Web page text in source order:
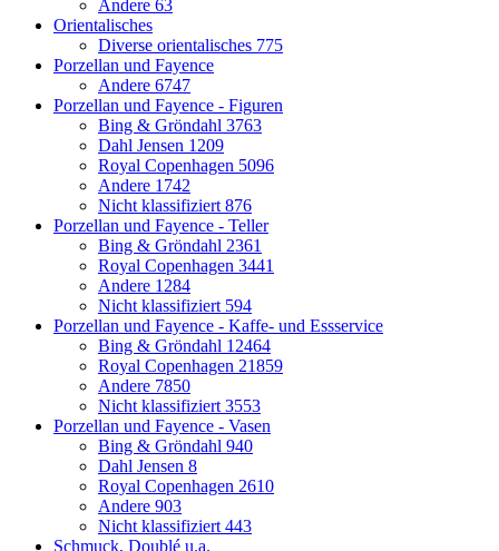
Andere 63
Orientalisches
Diverse orientalisches 775
Porzellan und Fayence
Andere 6747
Porzellan und Fayence - Figuren
Bing & Gröndahl 3763
Dahl Jensen 1209
Royal Copenhagen 5096
Andere 1742
Nicht klassifiziert 876
Porzellan und Fayence - Teller
Bing & Gröndahl 2361
Royal Copenhagen 3441
Andere 1284
Nicht klassifiziert 594
Porzellan und Fayence - Kaffe- und Essservice
Bing & Gröndahl 12464
Royal Copenhagen 21859
Andere 7850
Nicht klassifiziert 3553
Porzellan und Fayence - Vasen
Bing & Gröndahl 940
Dahl Jensen 8
Royal Copenhagen 2610
Andere 903
Nicht klassifiziert 443
Schmuck, Doublé u.a.